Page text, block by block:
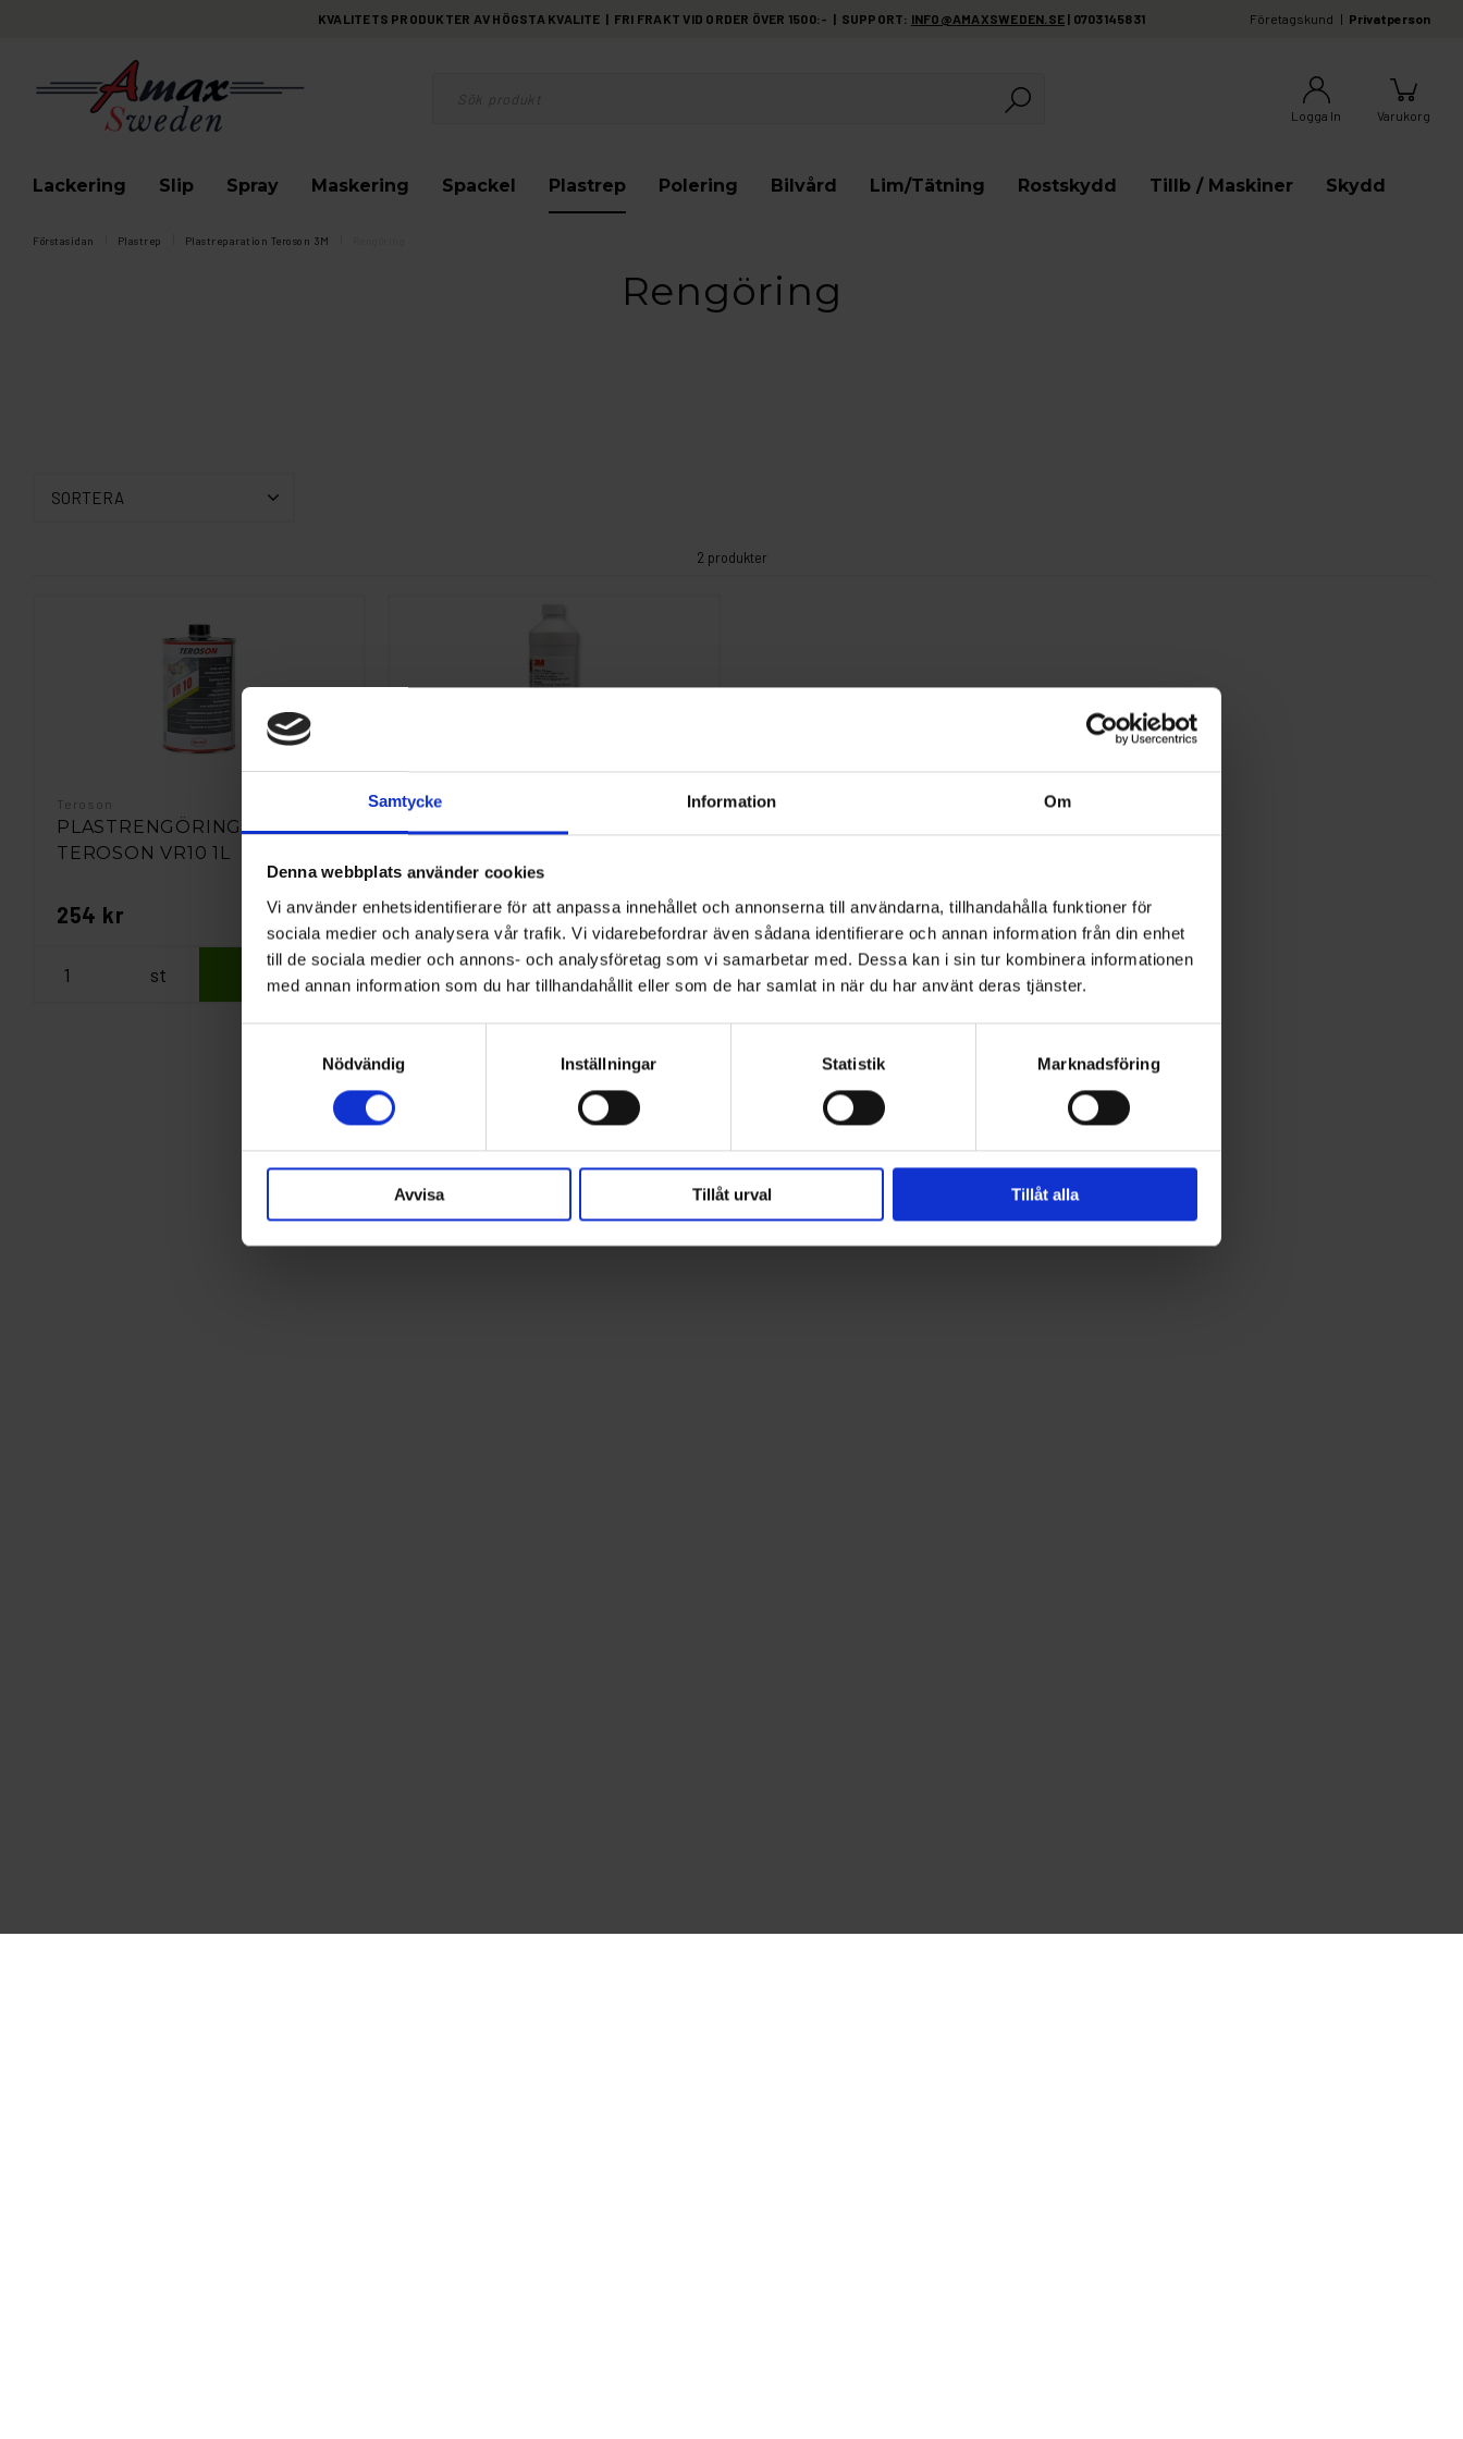
Samtycke Information Om
Denna webbplats använder cookies
Vi använder enhetsidentifierare för att anpassa innehållet och annonserna till användarna, tillhandahålla funktioner för
sociala medier och analysera vår trafik. Vi vidarebefordrar även sådana identifierare och annan information från din enhet
till de sociala medier och annons- och analysföretag som vi samarbetar med. Dessa kan i sin tur kombinera informationen
med annan information som du har tillhandahållit eller som de har samlat in när du har använt deras tjänster.
Nödvändig
Inställningar Statistik Marknadsföring
Avvisa Tillåt urval Tillåt alla
Företagskund Privatperson
KVALITETS PRODUKTER AV HÖGSTA KVALITE | FRI FRAKT VID ORDER ÖVER 1500:- | SUPPORT: INFO@AMAXSWEDEN.SE | 0703145831
Varukorg
Logga In
Lackering Slip Spray Maskering Spackel Plastrep Polering Bilvård Lim/Tätning Rostskydd Tillb / Maskiner Skydd
Förstasidan Plastrep Plastreparation Teroson 3M
Rengöring
SORTERA
2 produkter
Teroson
PLASTRENGÖRING
TEROSON VR10 1L
254 kr
st Köp
3M
Plastrengöring VHB Clean 1lit
280 kr
st Köp